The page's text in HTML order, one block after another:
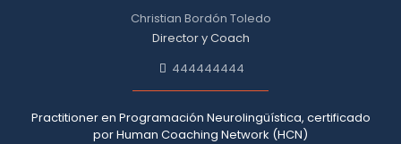
Christian Bordón Toledo
Director y Coach
444444444
Practitioner en Programación Neurolingüística, certificado
por Human Coaching Network (HCN)